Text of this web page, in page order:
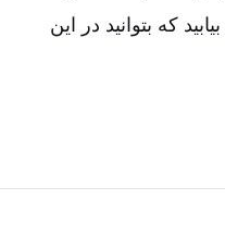
که بتوانید در این